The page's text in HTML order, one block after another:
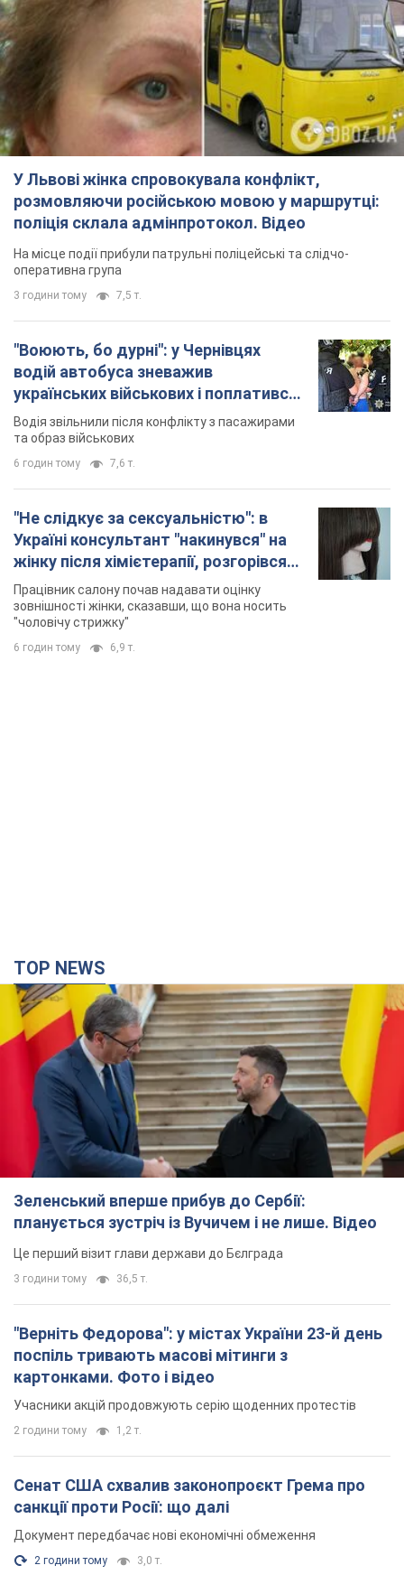
На місце події прибули патрульні поліцейські та слідчо-
оперативна група
"Воюють, бо дурні": у Чернівцях
водій автобуса зневажив
українських військових і поплатився.
Відео
Водія звільнили після конфлікту з пасажирами
та образ військових
6 годин тому 7,6 т.
Україні консультант "накинувся" на
жінку після хімієтерапії, розгорівся
скандал. Фото
Працівник салону почав надавати оцінку
зовнішності жінки, сказавши, що вона носить
"чоловічу стрижку"
6 годин тому 6,9 т.
Зеленський вперше прибув до Сербії:
планується зустріч із Вучичем і не лише. Відео
Це перший візит глави держави до Бєлграда
3 години тому 36,5 т.
"Верніть Федорова": у містах України 23-й день
поспіль тривають масові мітинги з
картонками. Фото і відео
Учасники акцій продовжують серію щоденних протестів
2 години тому 1,2 т.
Сенат США схвалив законопроєкт Грема про
санкції проти Росії: що далі
Документ передбачає нові економічні обмеження
2 години тому